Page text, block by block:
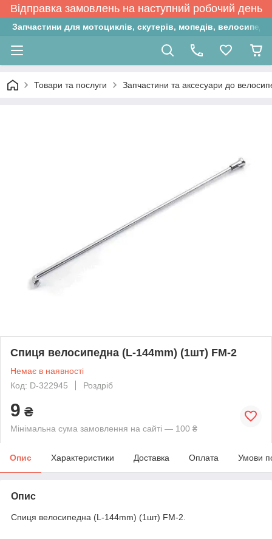
Відправка замовлень на наступний робочий день
Запчастини для мотоциклів, скутерів, мопедів,
Товари та послуги Запчастини та аксесуари до
Спиця велосипедна (L-144mm) (1шт) FM-2
Немає в наявності
Код: D-322945
Роздріб
9 ₴
Мінімальна сума замовлення на сайті — 100 ₴
Опис Характеристики Доставка Оплата Умови
Опис
Спиця велосипедна (L-144mm) (1шт) FM-2.